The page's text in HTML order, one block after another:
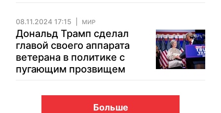
08.11.2024 17:15 МИР
Дональд Трамп сделал
главой своего аппарата
ветерана в политике с
пугающим прозвищем
Больше